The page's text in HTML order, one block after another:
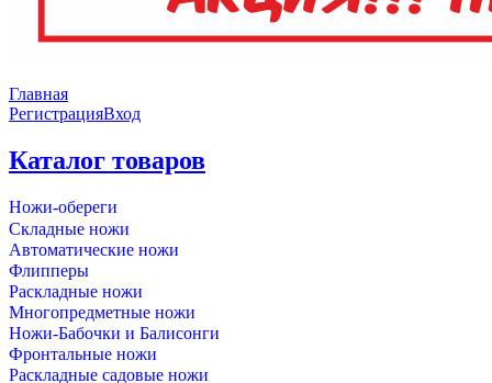
Главная
РегистрацияВход
Каталог товаров
Ножи-обереги
Складные ножи
Автоматические ножи
Флипперы
Раскладные ножи
Многопредметные ножи
Ножи-Бабочки и Балисонги
Фронтальные ножи
Раскладные садовые ножи